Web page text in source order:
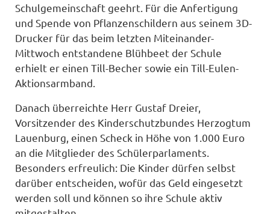
Schulgemeinschaft geehrt. Für die Anfertigung
und Spende von Pflanzenschildern aus seinem 3D-
Drucker für das beim letzten Miteinander-
Mittwoch entstandene Blühbeet der Schule
erhielt er einen Till-Becher sowie ein Till-Eulen-
Aktionsarmband.
Danach überreichte Herr Gustaf Dreier,
Vorsitzender des Kinderschutzbundes Herzogtum
Lauenburg, einen Scheck in Höhe von 1.000 Euro
an die Mitglieder des Schülerparlaments.
Besonders erfreulich: Die Kinder dürfen selbst
darüber entscheiden, wofür das Geld eingesetzt
werden soll und können so ihre Schule aktiv